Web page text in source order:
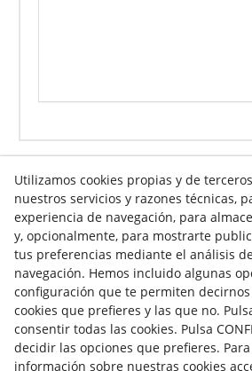
Info venta online
Contacto
Av. Tarragona, s/n
25300 Tàrrega(Lleida)España
973 310 732
Utilizamos cookies propias y de
nuestros servicios y razones técnicas,
experiencia de navegación, para
y, opcionalmente, para mostrarte
tus preferencias mediante el análisis
navegación. Hemos incluido algunas
configuración que te permiten
cookies que prefieres y las que no.
consentir todas las cookies. Pulsa
decidir las opciones que prefieres.
información sobre nuestras cookies